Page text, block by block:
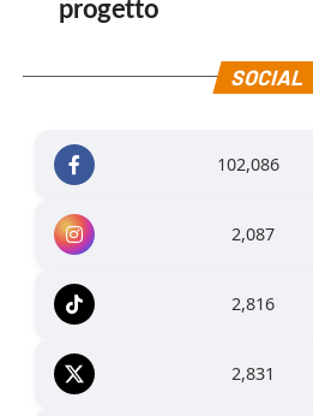
progetto
SOCIAL
102,086
2,087
2,816
2,831